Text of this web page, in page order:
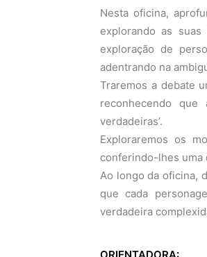
Nesta oficina,
explorando as
exploração de
adentrando na
Traremos a debate
reconhecendo
verdadeiras’.
Exploraremos os
conferindo-lhes uma
Ao longo da oficina,
que cada
verdadeira